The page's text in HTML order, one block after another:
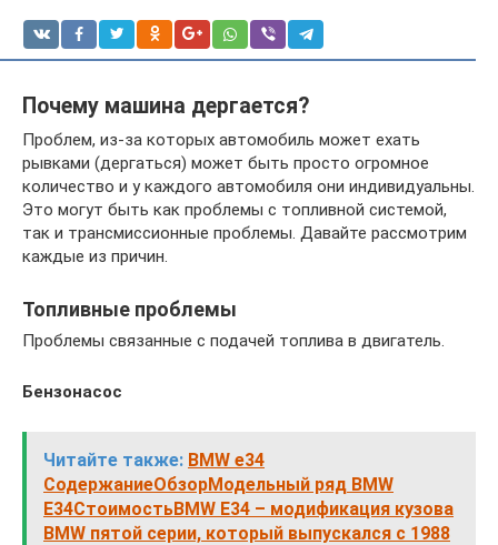
Почему машина дергается?
Проблем, из-за которых автомобиль может ехать
рывками (дергаться) может быть просто огромное
количество и у каждого автомобиля они индивидуальны.
Это могут быть как проблемы с топливной системой,
так и трансмиссионные проблемы. Давайте рассмотрим
каждые из причин.
Топливные проблемы
Проблемы связанные с подачей топлива в двигатель.
Бензонасос
Читайте также: BMW е34
СодержаниеОбзорМодельный ряд BMW
E34СтоимостьBMW E34 – модификация кузова
BMW пятой серии, который выпускался с 1988